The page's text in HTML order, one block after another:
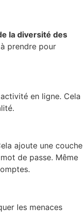
la diversité des
prendre pour
en ligne. Cela
ajoute une couche
de passe. Même
les menaces